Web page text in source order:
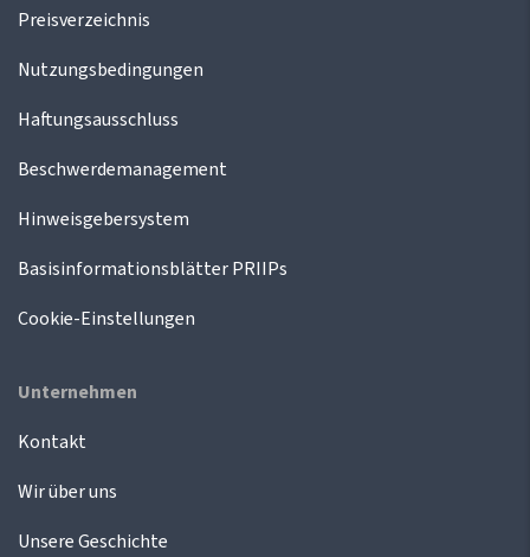
Preisverzeichnis
Nutzungsbedingungen
Haftungsausschluss
Beschwerdemanagement
Hinweisgebersystem
Basisinformationsblätter PRIIPs
Cookie-Einstellungen
Unternehmen
Kontakt
Wir über uns
Unsere Geschichte